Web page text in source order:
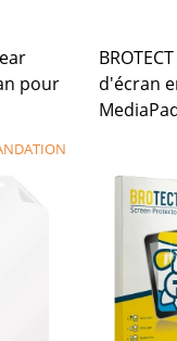
pour
d'écran